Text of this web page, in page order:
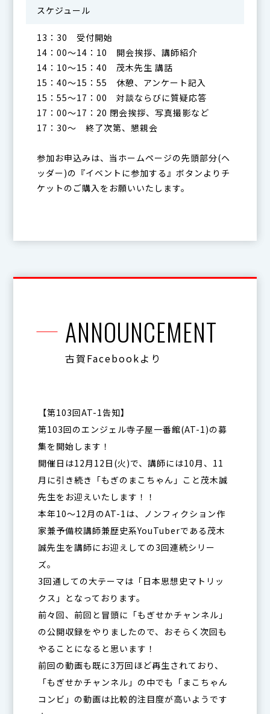
スケジュール
13：30 受付開始
14：00～14：10 開会挨拶、講師紹介
14：10～15：40 茂木先生 講話
15：40～15：55 休憩、アンケート記入
15：55～17：00 対談ならびに質疑応答
17：00～17：20 閉会挨拶、写真撮影など
17：30〜 終了次第、懇親会
参加お申込みは、当ホームページの先頭部分(ヘ
ッダー)の『イベントに参加する』ボタンよりチ
ケットのご購入をお願いいたします。
ANNOUNCEMENT
古賀Facebookより
【第103回AT-1告知】
第103回のエンジェル寺子屋一番館(AT-1)の募
集を開始します！
開催日は12月12日(火)で、講師には10月、11
月に引き続き「もぎのまこちゃん」こと茂木誠
先生をお迎えいたします！！
本年10〜12月のAT-1は、ノンフィクション作
家兼予備校講師兼歴史系YouTuberである茂木
誠先生を講師にお迎えしての3回連続シリー
ズ。
3回通しての大テーマは「日本思想史マトリッ
クス」となっております。
前々回、前回と冒頭に「もぎせかチャンネル」
の公開収録をやりましたので、おそらく次回も
やることになると思います！
前回の動画も既に3万回ほど再生されており、
「もぎせかチャンネル」の中でも「まこちゃん
コンビ」の動画は比較的注目度が高いようです